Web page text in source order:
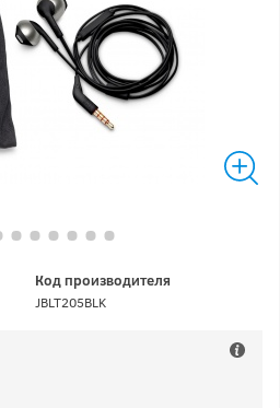
Код производителя
JBLT205BLK